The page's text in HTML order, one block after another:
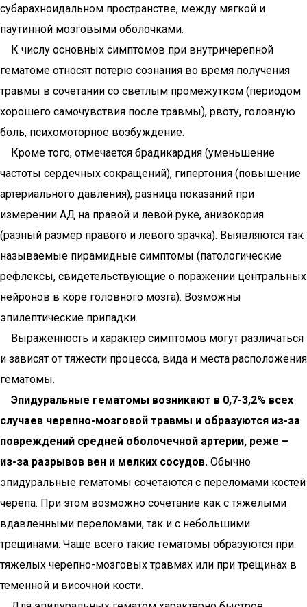
субарахноидальном пространстве, между мягкой и
паутинной мозговыми оболочками.
К числу основных симптомов при внутричерепной
гематоме относят потерю сознания во время получения
травмы в сочетании со светлым промежутком (периодом
хорошего самочувствия после травмы), рвоту, головную
боль, психомоторное возбуждение.
Кроме того, отмечается брадикардия (уменьшение
частоты сердечных сокращений), гипертония (повышение
артериального давления), разница показаний при
измерении АД на правой и левой руке, анизокория
(разный размер правого и левого зрачка). Выявляются так
называемые пирамидные симптомы (патологические
рефлексы, свидетельствующие о поражении центральных
нейронов в коре головного мозга). Возможны
эпилептические припадки.
Выраженность и характер симптомов могут различаться
и зависят от тяжести процесса, вида и места расположения
гематомы.
Эпидуральные гематомы возникают в 0,7-3,2% всех
случаев черепно-мозговой травмы и образуются из-за
повреждений средней оболочечной артерии, реже –
из-за разрывов вен и мелких сосудов. Обычно
эпидуральные гематомы сочетаются с переломами костей
черепа. При этом возможно сочетание как с тяжелыми
вдавленными переломами, так и с небольшими
трещинами. Чаще всего такие гематомы образуются при
тяжелых черепно-мозговых травмах или при трещинах в
теменной и височной кости.